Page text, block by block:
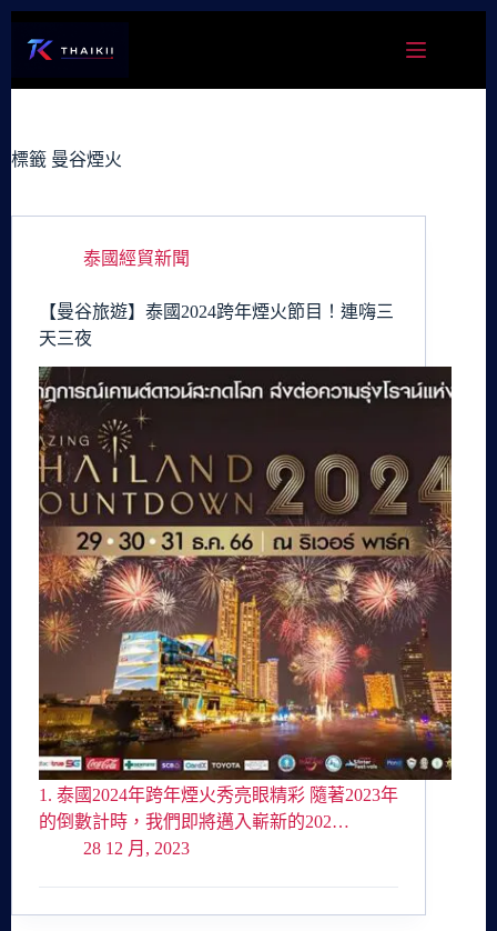
容
標籤 曼谷煙火
泰國經貿新聞
【曼谷旅遊】泰國2024跨年煙火節目！連嗨三
天三夜
1. 泰國2024年跨年煙火秀亮眼精彩 隨著2023年
的倒數計時，我們即將邁入嶄新的202…
28 12 月, 2023